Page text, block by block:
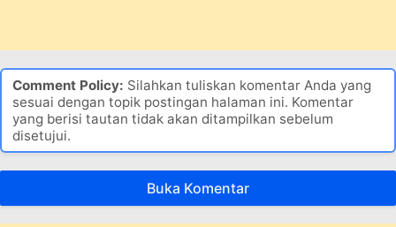
Comment Policy: Silahkan tuliskan komentar Anda yang
sesuai dengan topik postingan halaman ini. Komentar
yang berisi tautan tidak akan ditampilkan sebelum
disetujui.
Buka Komentar